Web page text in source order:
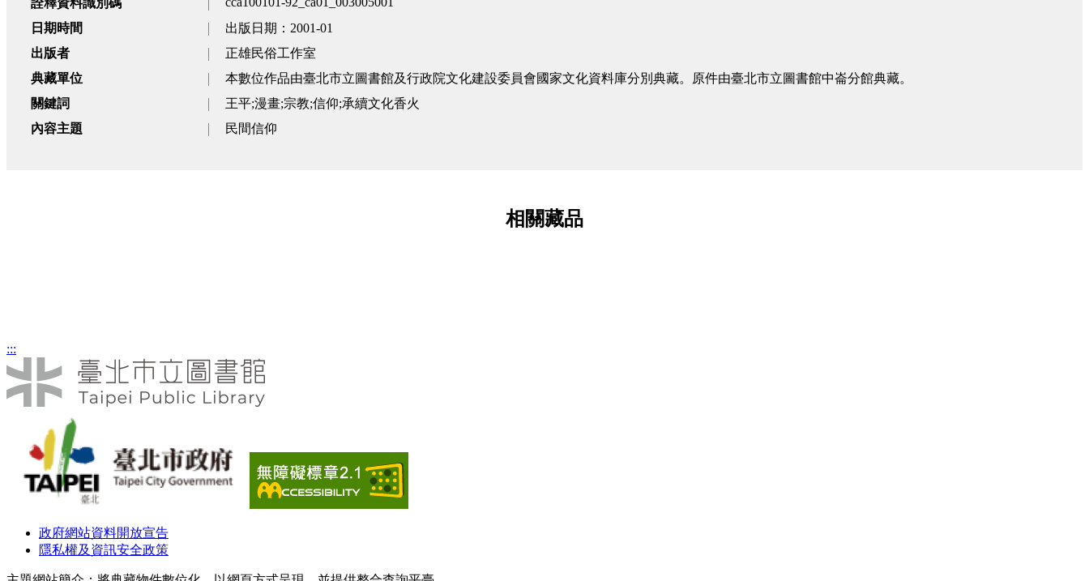
詮釋資料識別碼
日期時間
出版日期：2001-01
出版者
正雄民俗工作室
典藏單位
本數位作品由臺北市立圖書館及行政院文化建設委員會國家文化資料庫分別典藏。原件由臺北市立圖書館中崙分館典藏。
關鍵詞
王平;漫畫;宗教;信仰;承續文化香火
內容主題
民間信仰
相關藏品
:::
政府網站資料開放宣告
隱私權及資訊安全政策